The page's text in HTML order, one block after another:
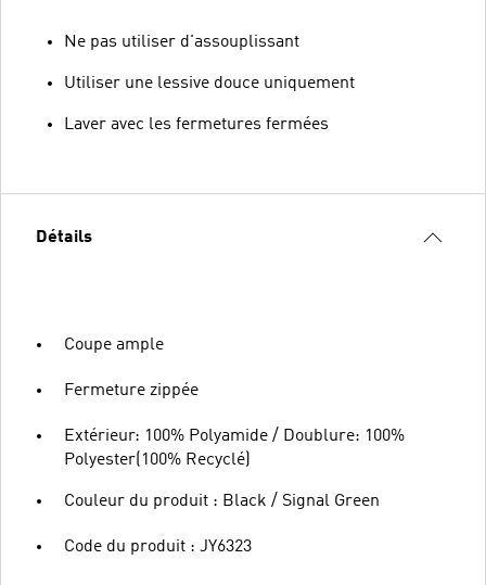
Ne pas utiliser d'assouplissant
Utiliser une lessive douce uniquement
Laver avec les fermetures fermées
Détails
Coupe ample
Fermeture zippée
Extérieur: 100% Polyamide / Doublure: 100%
Polyester(100% Recyclé)
Couleur du produit : Black / Signal Green
Code du produit : JY6323